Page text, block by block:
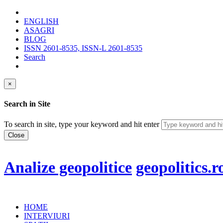
ENGLISH
ASAGRI
BLOG
ISSN 2601-8535, ISSN-L 2601-8535
Search
×
Search in Site
To search in site, type your keyword and hit enter
Close
Analize geopolitice
HOME
INTERVIURI